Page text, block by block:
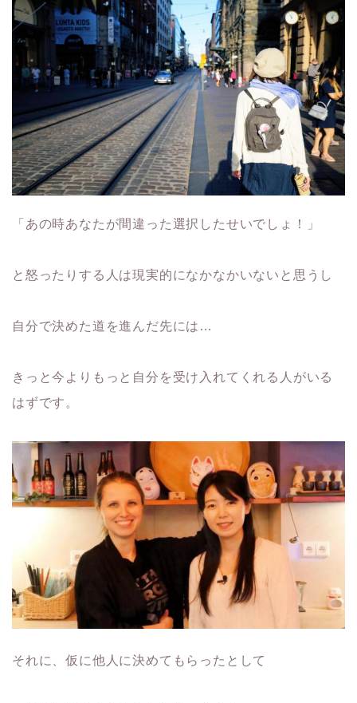
「あの時あなたが間違った選択したせいでしょ！」
と怒ったりする人は現実的になかなかいないと思うし
自分で決めた道を進んだ先には…
きっと今よりもっと自分を受け入れてくれる人がいる
はずです。
それに、仮に他人に決めてもらったとして